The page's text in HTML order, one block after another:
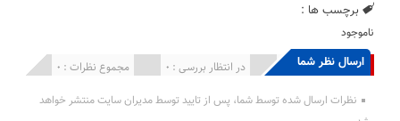
برچسب ها :
ناموجود
ارسال نظر شما مجموع نظرات : 0 در انتظار بررسی : 0 انتشار یافته : 0
نظرات ارسال شده توسط شما، پس از تایید توسط مدیران سایت منتشر خواهد